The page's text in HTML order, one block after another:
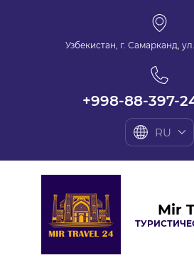
Узбекистан, г. Самарканд,
RU
+998-88-397-
Mir